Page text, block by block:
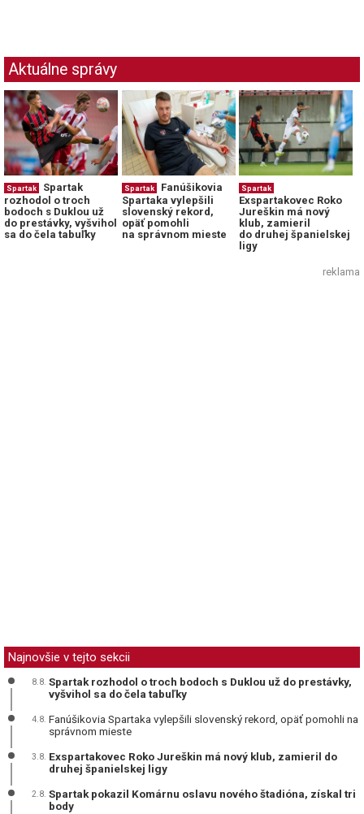
Aktuálne správy
Spartak
Spartak
rozhodol o troch
bodoch s Duklou už
do prestávky, vyšvihol
sa do čela tabuľky
Spartak
Fanúšikovia
Spartaka vylepšili
slovenský rekord,
opäť pomohli
na správnom mieste
Spartak
Exspartakovec Roko
Jureškin má nový
klub, zamieril
do druhej španielskej
ligy
reklama
Najnovšie v tejto sekcii
8.8. Spartak rozhodol o troch bodoch s Duklou už do prestávky,
vyšvihol sa do čela tabuľky
4.8. Fanúšikovia Spartaka vylepšili slovenský rekord, opäť pomohli na
správnom mieste
3.8. Exspartakovec Roko Jureškin má nový klub, zamieril do
druhej španielskej ligy
2.8. Spartak pokazil Komárnu oslavu nového štadióna, získal tri
body